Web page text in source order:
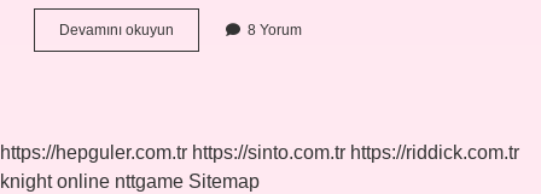
Devamını okuyun
Türkleri
8 Yorum
https://hepguler.com.tr https://sinto.com.tr https://riddick.com.tr
knight online nttgame Sitemap